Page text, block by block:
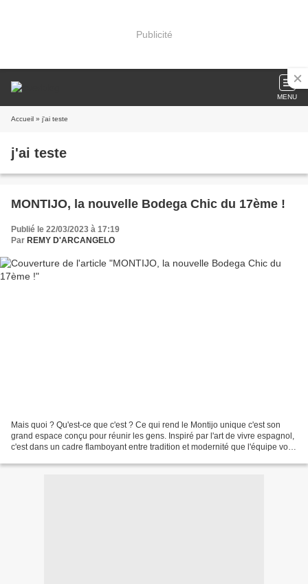
Publicité
MENU
Accueil » j'ai teste
j'ai teste
MONTIJO, la nouvelle Bodega Chic du 17ème !
Publié le 22/03/2023 à 17:19
Par REMY D'ARCANGELO
Mais quoi ? Qu'est-ce que c'est ? Ce qui rend le Montijo unique c'est son
grand espace conçu pour réunir les gens. Inspiré par l'art de vivre espagnol,
c'est dans un cadre flamboyant entre tradition et modernité que l'équipe vous